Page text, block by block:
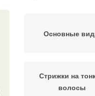
Основные
Стрижки на
волосы